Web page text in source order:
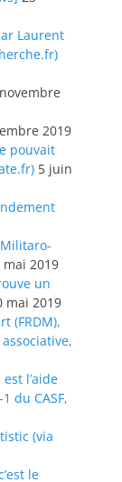
Laurent
2019
pouvait
5 juin
mai 2019
un
mai 2019
(FRDM),
l’aide
du CASF,
(via
le